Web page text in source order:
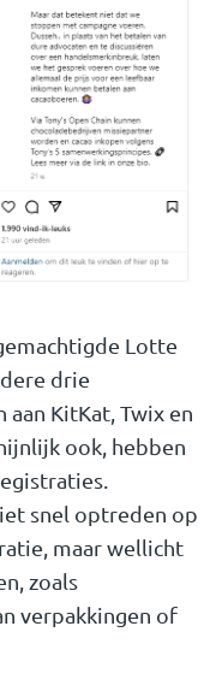
Lotte
drie
KitKat, Twix en
ook, hebben
snel optreden op
maar wellicht
zoals
verpakkingen of